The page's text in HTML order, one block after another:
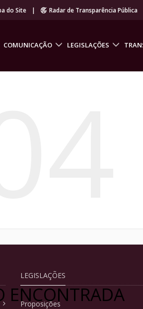
do Site | Radar de Transparência Pública
COMUNICAÇÃO LEGISLAÇÕES
ENCONTRADA
LEGISLAÇÕES
Proposições